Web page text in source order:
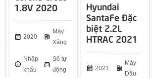
1.8V 2020
calendar_month 2020 ev_station
Máy
Xăng
info
Nhập
khẩu
directions_car
Số tự
động
Hyundai
SantaFe Đặc
biệt 2.2L
HTRAC 2021
calendar_month 2021 ev_station
Máy
Dầu